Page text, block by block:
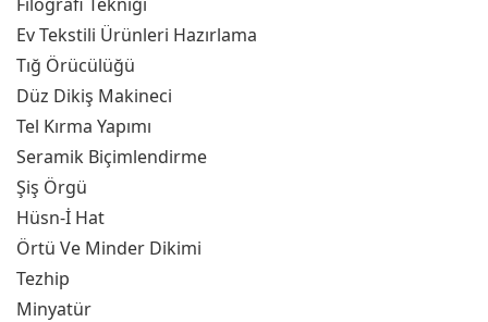
Ev Tekstili Ürünleri Hazırlama
Tığ Örücülüğü
Düz Dikiş Makineci
Tel Kırma Yapımı
Seramik Biçimlendirme
Şiş Örgü
Hüsn-İ Hat
Örtü Ve Minder Dikimi
Tezhip
Minyatür